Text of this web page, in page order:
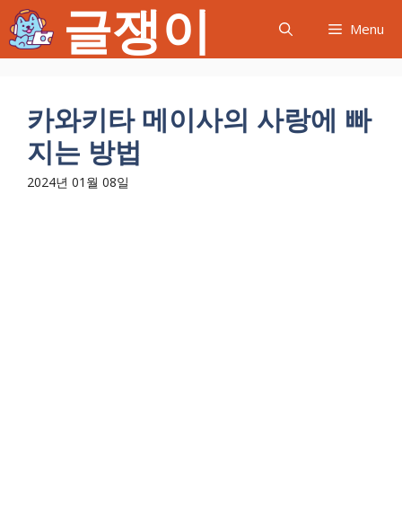
텐
츠
글쟁이 Menu
카와키타 메이사의 사랑에 빠
지는 방법
2024년 01월 08일